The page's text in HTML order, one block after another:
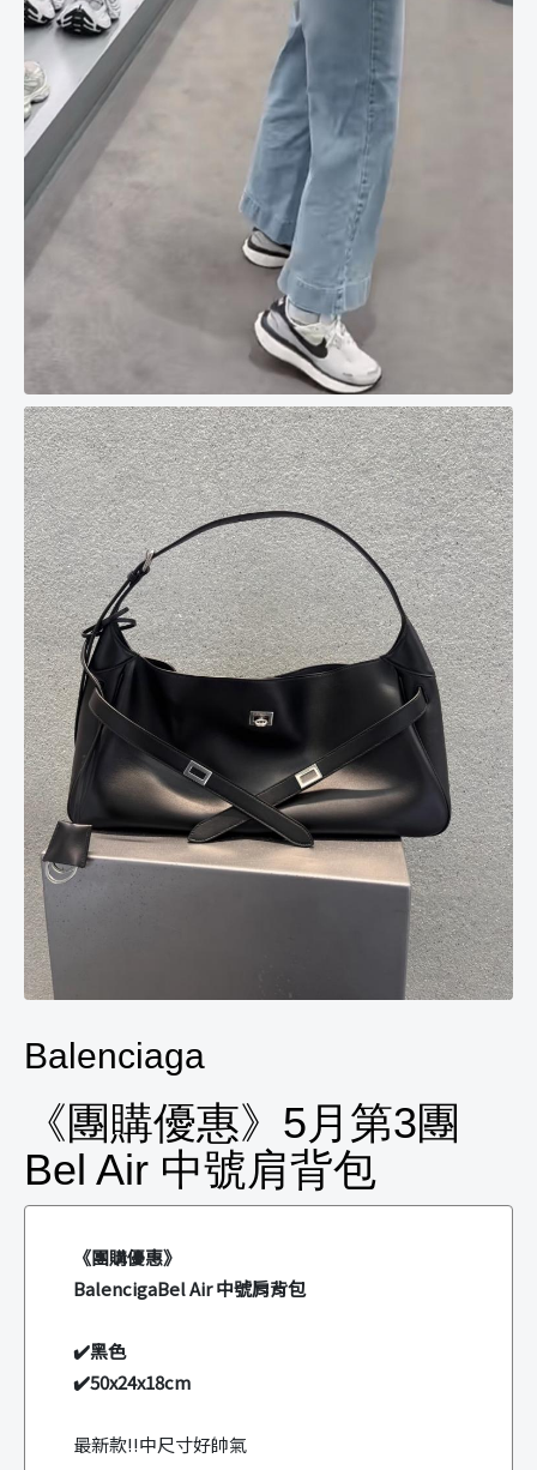
Balenciaga
《團購優惠》5月第3團
Bel Air 中號肩背包
《團購優惠》
BalencigaBel Air 中號肩背包
✔️黑色
✔️50x24x18cm
最新款!!中尺寸好帥氣